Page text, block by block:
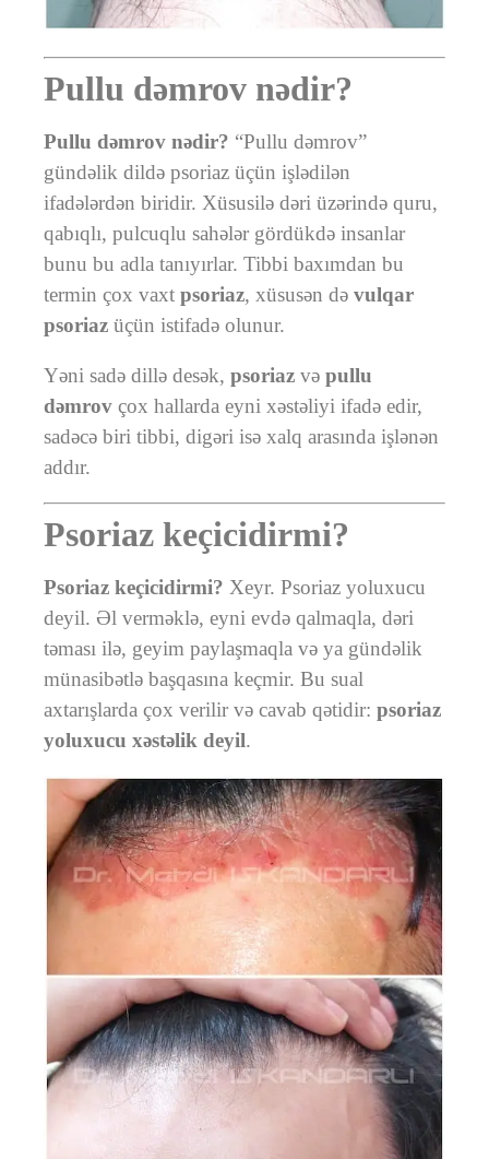
Pullu dəmrov nədir?
Pullu dəmrov nədir? “Pullu dəmrov”
gündəlik dildə psoriaz üçün işlədilən
ifadələrdən biridir. Xüsusilə dəri üzərində quru,
qabıqlı, pulcuqlu sahələr gördükdə insanlar
bunu bu adla tanıyırlar. Tibbi baxımdan bu
termin çox vaxt psoriaz, xüsusən də vulqar
psoriaz üçün istifadə olunur.
Yəni sadə dillə desək, psoriaz və pullu
dəmrov çox hallarda eyni xəstəliyi ifadə edir,
sadəcə biri tibbi, digəri isə xalq arasında işlənən
addır.
Psoriaz keçicidirmi?
Psoriaz keçicidirmi? Xeyr. Psoriaz yoluxucu
deyil. Əl verməklə, eyni evdə qalmaqla, dəri
təması ilə, geyim paylaşmaqla və ya gündəlik
münasibətlə başqasına keçmir. Bu sual
axtarışlarda çox verilir və cavab qətidir: psoriaz
yoluxucu xəstəlik deyil.